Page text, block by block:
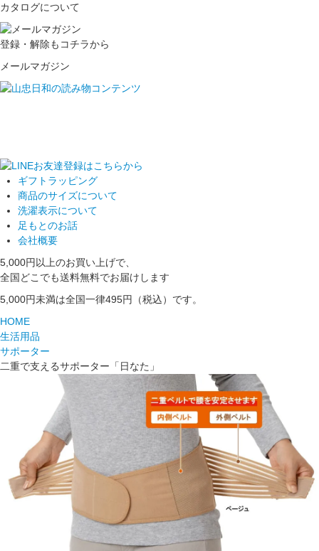
カタログについて
登録・解除もコチラから
メールマガジン
ギフトラッピング
商品のサイズについて
洗濯表示について
足もとのお話
会社概要
5,000円以上のお買い上げで、
全国どこでも送料無料でお届けします
5,000円未満は全国一律495円（税込）です。
HOME
生活用品
サポーター
二重で支えるサポーター「日なた」